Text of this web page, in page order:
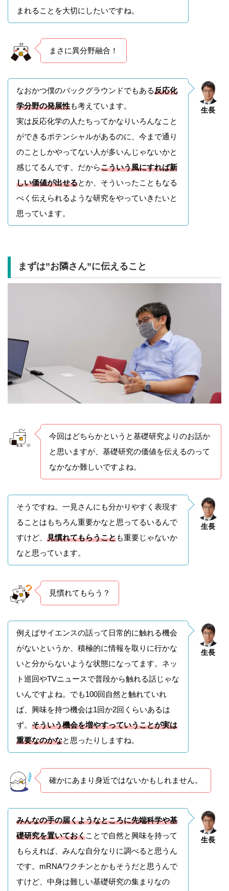
まれることを大切にしたいですね。
まさに異分野融合！
生長
なおかつ僕のバックグラウンドでもある反応化
学分野の発展性も考えています。
実は反応化学の人たちってかなりいろんなこと
ができるポテンシャルがあるのに、今まで通り
のことしかやってない人が多いんじゃないかと
感じてるんです。だからこういう風にすれば新
しい価値が出せるとか、そういったこともなる
べく伝えられるような研究をやっていきたいと
思っています。
まずは”お隣さん”に伝えること
今回はどちらかというと基礎研究よりのお話か
と思いますが、基礎研究の価値を伝えるのって
なかなか難しいですよね。
生長
そうですね。一見さんにも分かりやすく表現す
ることはもちろん重要かなと思ってるいるんで
すけど、 見慣れてもらうことも重要じゃないか
なと思っています。
見慣れてもらう？
生長
例えばサイエンスの話って日常的に触れる機会
がないというか、積極的に情報を取りに行かな
いと分からないような状態になってます。ネッ
ト巡回やTVニュースで普段から触れる話じゃな
いんですよね。でも100回自然と触れていれ
ば、興味を持つ機会は1回か2回くらいあるは
ず。 そういう機会を増やすっていうことが実は
重要なのかなと思ったりしますね。
確かにあまり身近ではないかもしれません。
生長
みんなの手の届くようなところに先端科学や基
礎研究を置いておくことで自然と興味を持って
もらえれば、みんな自分なりに調べると思うん
です。mRNAワクチンとかもそうだと思うんで
すけど、中身は難しい基礎研究の集まりなの